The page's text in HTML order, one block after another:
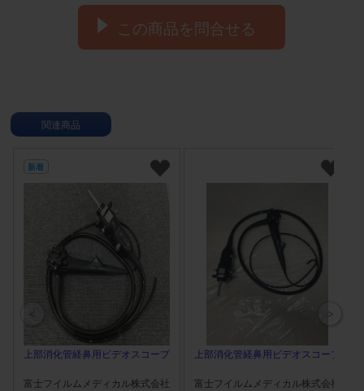
この商品を問合せる
関連商品
新着
上部消化管経鼻用ビデオスコープ
富士フイルムメディカル株式会社
上部消化管経鼻用ビデオスコープ
富士フイルムメディカル株式会社